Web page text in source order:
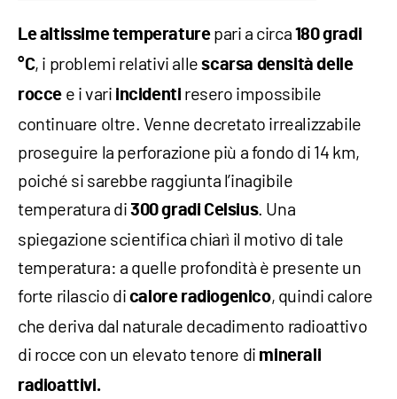
Le altissime temperaturepari a circa 180 gradi
°C, i problemi relativi allescarsa densità delle
rocce e i vari incidenti resero impossibile
continuare oltre. Venne decretato irrealizzabile
proseguire la perforazione più a fondo di 14 km,
poiché si sarebbe raggiunta l’inagibile
temperatura di 300 gradi Celsius. Una
spiegazione scientifica chiarì il motivo di tale
temperatura: a quelle profondità è presente un
forte rilascio di calore radiogenico, quindi calore
che deriva dal naturale decadimento radioattivo
di rocce con un elevato tenore di minerali
radioattivi.